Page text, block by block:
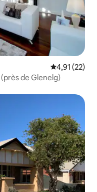
Évaluation
4,91 (22)
de Glenelg)